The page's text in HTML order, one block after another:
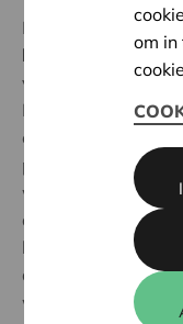
Maar er is ook
keren
! Op
vereende krachten
Daarom hebben
een
waterduurzame
acties te
bewust te zijn dat
door zich verder te
welkom bij de
om in